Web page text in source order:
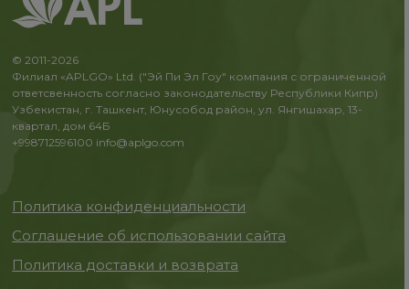
© 2011-2026
Филиал «APLGO» Ltd. ("Эй Пи Эл Гоу" компания с ограниченной
ответсвенность согласно законодательству Республики Кипр)
Узбекистан, г. Ташкент, Юнусобод район, ул. Янгишахар, 13-
квартал, дом 64Б
+998712596100 info@aplgo.com
Политика конфиденциальности
Соглашение об использовании сайта
Политика доставки и возврата